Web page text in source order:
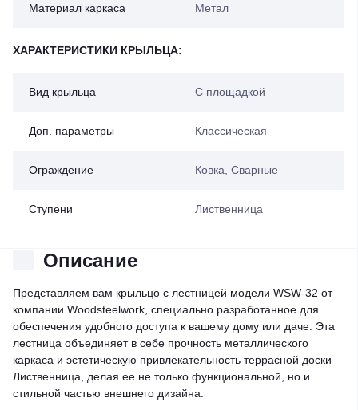
Материал каркаса Метал
ХАРАКТЕРИСТИКИ КРЫЛЬЦА:
Вид крыльца С площадкой
Доп. параметры Классическая
Ограждение Ковка, Сварные
Ступени Лиственница
Описание
Представляем вам крыльцо с лестницей модели WSW-32 от
компании Woodsteelwork, специально разработанное для
обеспечения удобного доступа к вашему дому или даче. Эта
лестница объединяет в себе прочность металлического
каркаса и эстетическую привлекательность террасной доски
Лиственница, делая ее не только функциональной, но и
стильной частью внешнего дизайна.